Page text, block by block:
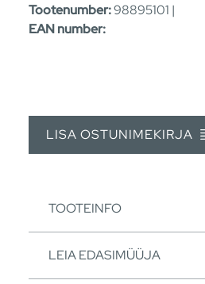
Tootenumber:98895101 |
EAN number:
LISA OSTUNIMEKIRJA
TOOTEINFO
LEIA EDASIMÜÜJA